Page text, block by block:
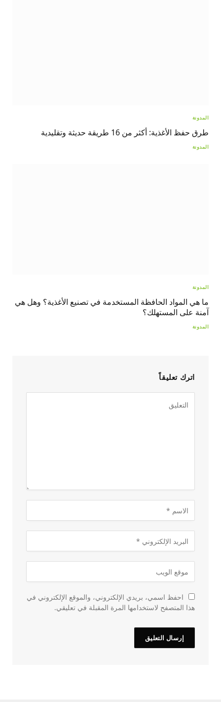
المدونة
طرق حفظ الأغذية: أكثر من 16 طريقة حديثة وتقليدية
المدونة
المدونة
ما هي المواد الحافظة المستخدمة في تصنيع الأغذية؟ وهل هي
آمنة على المستهلك؟
المدونة
اترك تعليقاً
احفظ اسمي، بريدي الإلكتروني، والموقع الإلكتروني في
هذا المتصفح لاستخدامها المرة المقبلة في تعليقي.